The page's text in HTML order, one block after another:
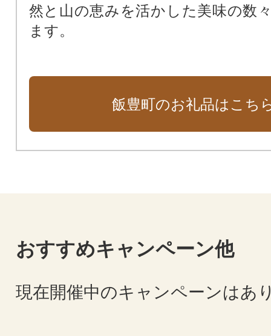
然と山の恵みを活かした美味の数
ます。
飯豊町のお礼品はこち
おすすめキャンペーン他
現在開催中のキャンペーンはあ